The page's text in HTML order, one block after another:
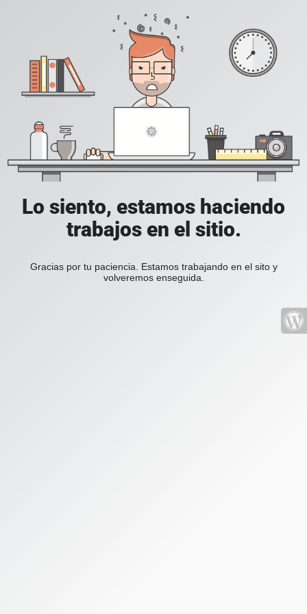
Lo siento, estamos haciendo
trabajos en el sitio.
Gracias por tu paciencia. Estamos trabajando en el sito y
volveremos enseguida.